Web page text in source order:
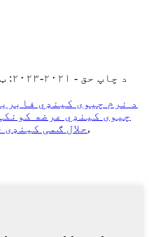
© د چاپ حق - ۲۰۲۱-۲۰۲۳: ټول حقونه خوندي دي.
د نرم چیوی کینډي
چیوی کینډي عرضه
حلال ګمی,